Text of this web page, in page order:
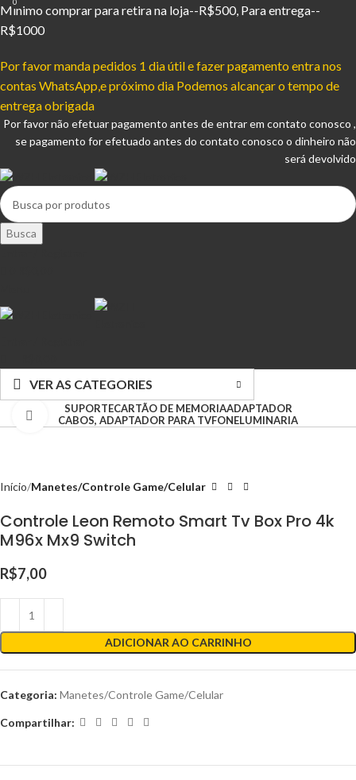
Mínimo comprar para retira na loja--R$500, Para entrega--
R$1000
Por favor manda pedidos 1 dia útil e fazer pagamento entra nos
contas WhatsApp,e próximo dia Podemos alcançar o tempo de
entrega obrigada
Por favor não efetuar pagamento antes de entrar em contato conosco ,
se pagamento for efetuado antes do contato conosco o dinheiro não
será devolvido
Busca
0
VER AS CATEGORIES
SUPORTECARTÃO DE MEMORIAADAPTADOR
CABOS, ADAPTADOR PARA TVFONELUMINARIA
Clique para ampliar
Início Manetes/Controle Game/Celular
Controle Leon Remoto Smart Tv Box Pro 4k
M96x Mx9 Switch
R$7,00
ADICIONAR AO CARRINHO
Categoria: Manetes/Controle Game/Celular
Compartilhar: